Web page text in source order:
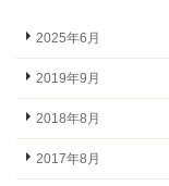
2025年6月
2019年9月
2018年8月
2017年8月